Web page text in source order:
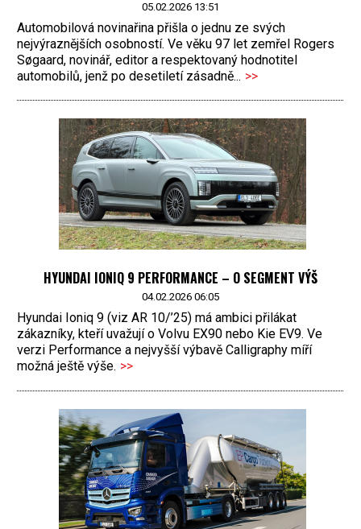
05.02.2026 13:51
Automobilová novinařina přišla o jednu ze svých
nejvýraznějších osobností. Ve věku 97 let zemřel Rogers
Søgaard, novinář, editor a respektovaný hodnotitel
automobilů, jenž po desetiletí zásadně... >>
HYUNDAI IONIQ 9 PERFORMANCE – O SEGMENT VÝŠ
04.02.2026 06:05
Hyundai Ioniq 9 (viz AR 10/’25) má ambici přilákat
zákazníky, kteří uvažují o Volvu EX90 nebo Kie EV9. Ve
verzi Performance a nejvyšší výbavě Calligraphy míří
možná ještě výše. >>